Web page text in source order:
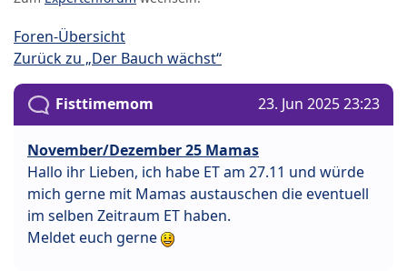
Foren-Übersicht
Zurück zu „Der Bauch wächst“
Fisttimemom 23. Jun 2025 23:23
November/Dezember 25 Mamas
Hallo ihr Lieben, ich habe ET am 27.11 und würde
mich gerne mit Mamas austauschen die eventuell
im selben Zeitraum ET haben.
Meldet euch gerne